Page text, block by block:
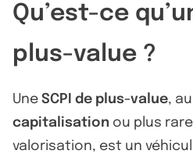
Qu’est-ce
plus-value ?
Une SCPI de plus-value,
capitalisation ou plus
valorisation, est un